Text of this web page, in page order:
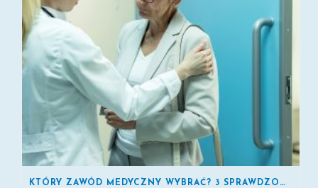
KTÓRY ZAWÓD MEDYCZNY WYBRAĆ? 3 SPRAWDZONE KIERUNKI